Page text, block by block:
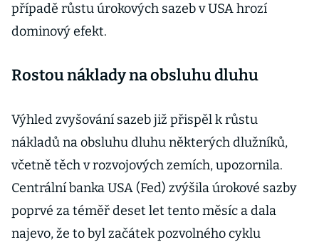
případě růstu úrokových sazeb v USA hrozí
dominový efekt.
Rostou náklady na obsluhu dluhu
Výhled zvyšování sazeb již přispěl k růstu
nákladů na obsluhu dluhu některých dlužníků,
včetně těch v rozvojových zemích, upozornila.
Centrální banka USA (Fed) zvýšila úrokové sazby
poprvé za téměř deset let tento měsíc a dala
najevo, že to byl začátek pozvolného cyklu